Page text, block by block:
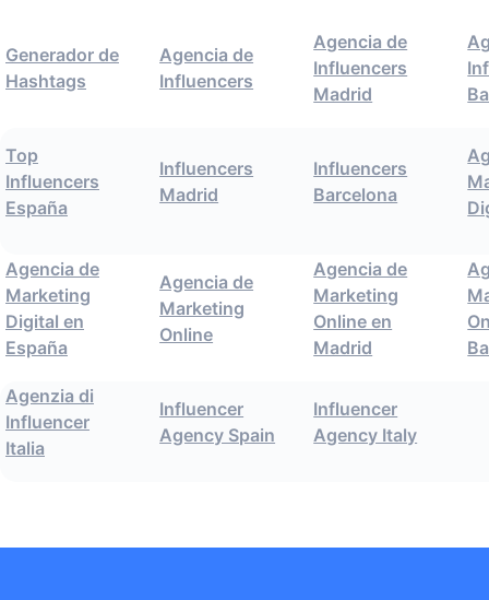
Generador de
Hashtags
Agencia de
Influencers
Agencia de
Influencers
Madrid
Top
Influencers
España
Influencers
Madrid
Influencers
Barcelona
Agencia de
Marketing
Digital en
España
Agencia de
Marketing
Online
Agencia de
Marketing
Online en
Madrid
Agenzia di
Influencer
Italia
Influencer
Agency Spain
Influencer
Agency Italy